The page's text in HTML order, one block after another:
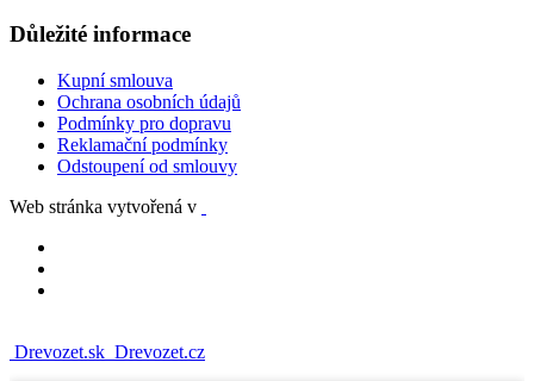
Důležité informace
Kupní smlouva
Ochrana osobních údajů
Podmínky pro dopravu
Reklamační podmínky
Odstoupení od smlouvy
Web stránka vytvořená v
Drevozet.sk Drevozet.cz